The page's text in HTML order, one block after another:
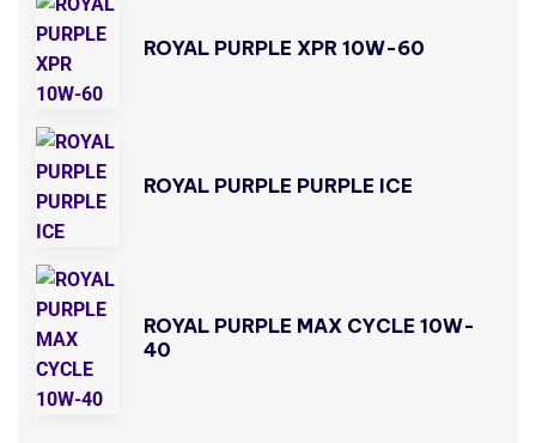
ROYAL PURPLE XPR 10W-60
ROYAL PURPLE PURPLE ICE
ROYAL PURPLE MAX CYCLE 10W-
40